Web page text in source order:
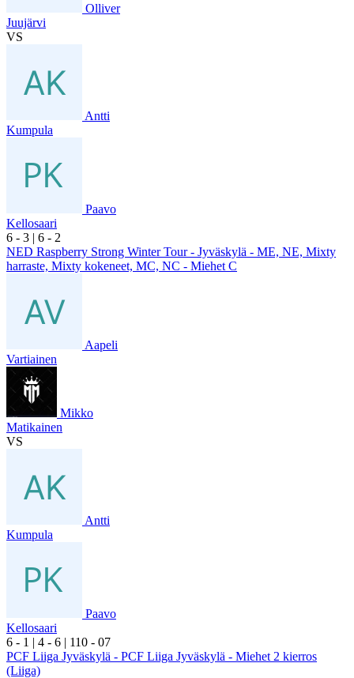
Olliver
Juujärvi
VS
Antti
Kumpula
Paavo
Kellosaari
6 - 3 | 6 - 2
NED Raspberry Strong Winter Tour - Jyväskylä - ME, NE, Mixty
harraste, Mixty kokeneet, MC, NC - Miehet C
Aapeli
Vartiainen
Mikko
Matikainen
VS
Antti
Kumpula
Paavo
Kellosaari
6 - 1 | 4 - 6 | 110 - 07
PCF Liiga Jyväskylä - PCF Liiga Jyväskylä - Miehet 2 kierros
(Liiga)